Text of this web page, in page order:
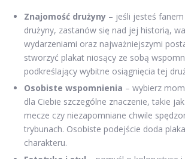
Znajomość drużyny – jeśli jesteś
drużyny, zastanów się nad jej historią,
wydarzeniami oraz najważniejszymi
stworzyć plakat niosący ze sobą
podkreślający wybitne osiągnięcia tej
Osobiste wspomnienia – wybierz
dla Ciebie szczególne znaczenie, takie
mecze czy niezapomniane chwile
trybunach. Osobiste podejście doda
charakteru.